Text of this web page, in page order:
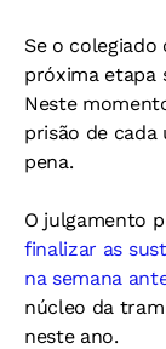
Se o
próxima etapa
Neste
prisão de
pena.
O julgamento
finalizar as
na semana
núcleo da
neste ano.